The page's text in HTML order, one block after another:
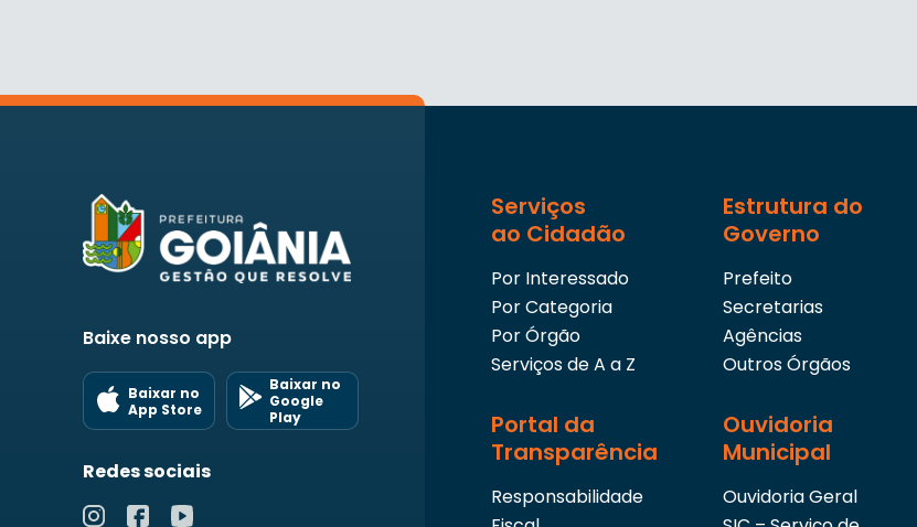
Baixe nosso app
Baixar no
App Store
Baixar no
Google
Play
Redes sociais
Serviços
ao Cidadão
Por Interessado
Por Categoria
Por Órgão
Serviços de A a Z
Estrutura do
Governo
Prefeito
Secretarias
Agências
Outros Órgãos
Portal da
Transparência
Responsabilidade
Ouvidoria
Municipal
Ouvidoria Geral